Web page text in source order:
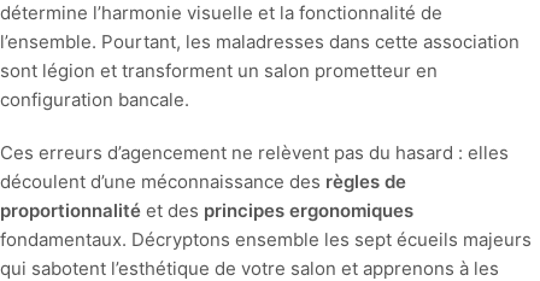
détermine l’harmonie visuelle et la fonctionnalité de
l’ensemble. Pourtant, les maladresses dans cette association
sont légion et transforment un salon prometteur en
configuration bancale.
Ces erreurs d’agencement ne relèvent pas du hasard : elles
découlent d’une méconnaissance des règles de
proportionnalité et des principes ergonomiques
fondamentaux. Décryptons ensemble les sept écueils majeurs
qui sabotent l’esthétique de votre salon et apprenons à les